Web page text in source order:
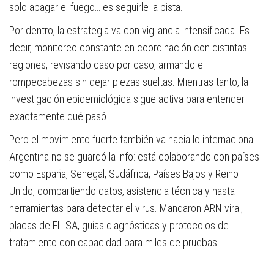
solo apagar el fuego… es seguirle la pista.
Por dentro, la estrategia va con vigilancia intensificada. Es
decir, monitoreo constante en coordinación con distintas
regiones, revisando caso por caso, armando el
rompecabezas sin dejar piezas sueltas. Mientras tanto, la
investigación epidemiológica sigue activa para entender
exactamente qué pasó.
Pero el movimiento fuerte también va hacia lo internacional.
Argentina no se guardó la info: está colaborando con países
como España, Senegal, Sudáfrica, Países Bajos y Reino
Unido, compartiendo datos, asistencia técnica y hasta
herramientas para detectar el virus. Mandaron ARN viral,
placas de ELISA, guías diagnósticas y protocolos de
tratamiento con capacidad para miles de pruebas.